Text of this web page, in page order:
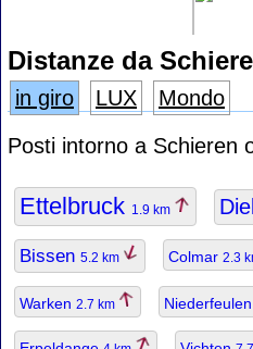
Distanze da
in giro LUX
Mondo
Posti intorno a Schieren
Ettelbruck 1.9 km
Bissen 5.2 km Colmar 2.3
Warken 2.7 km Niederfeulen